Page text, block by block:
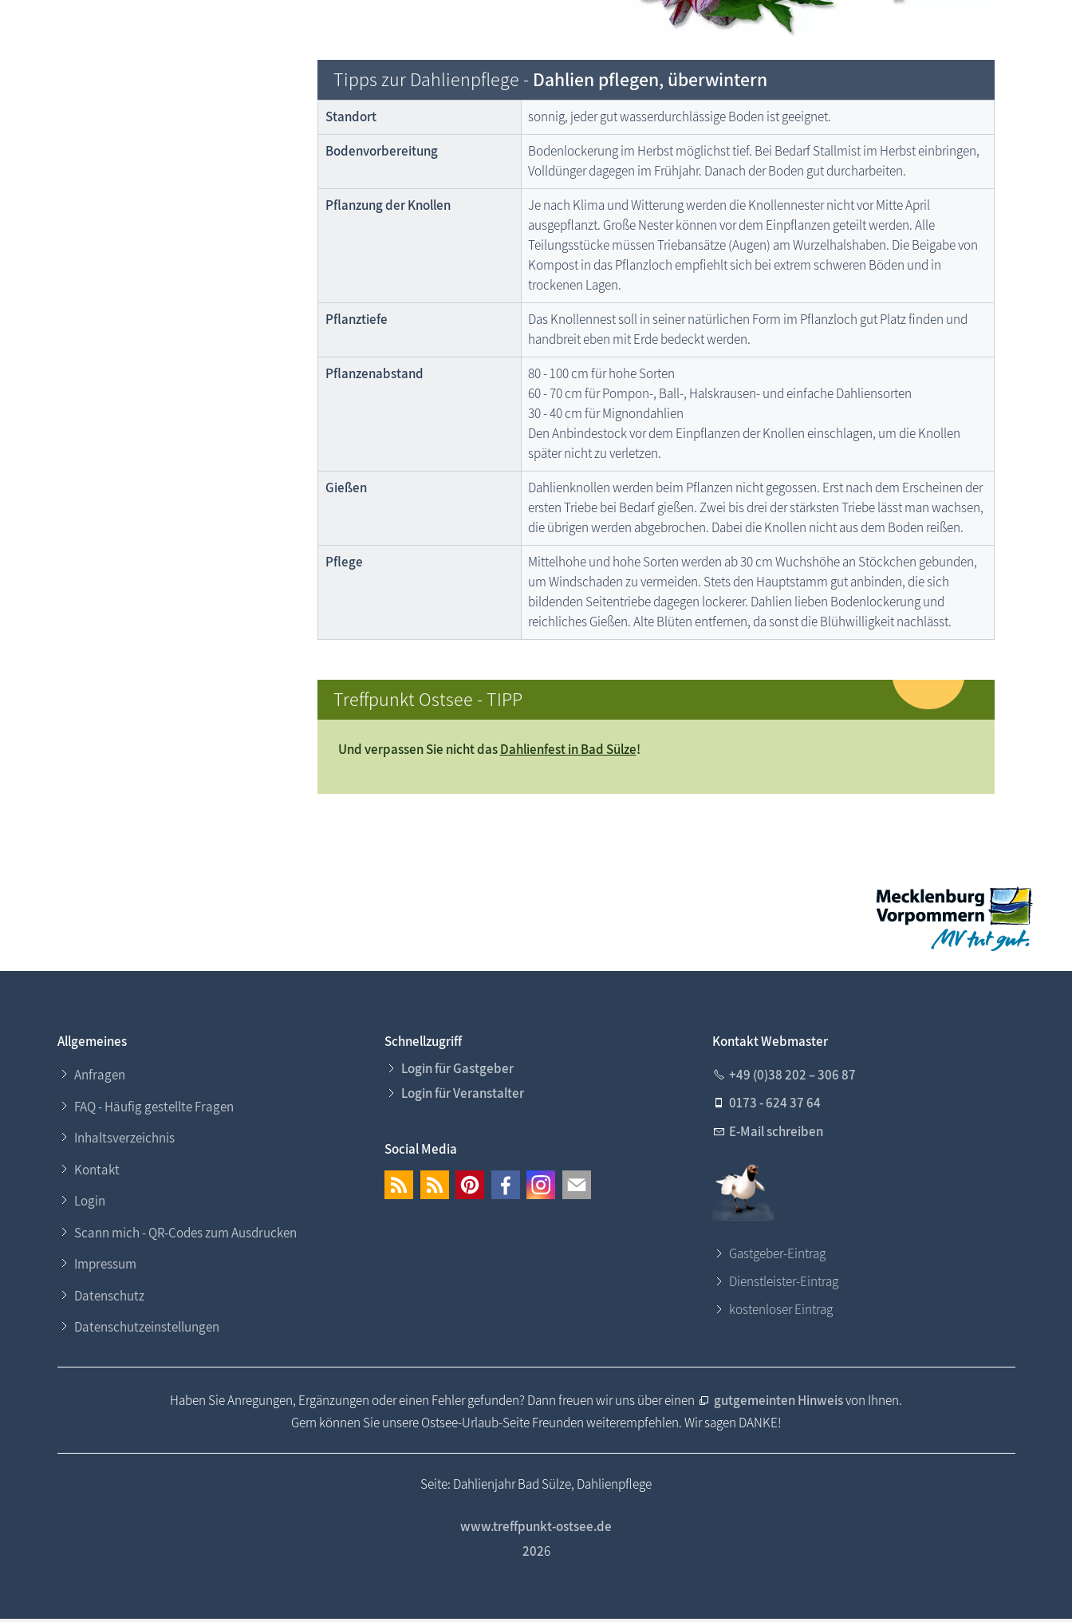
Tipps zur Dahlienpflege - Dahlien pflegen, überwintern
Standort
sonnig, jeder gut wasserdurchlässige Boden ist geeignet.
Bodenvorbereitung
Bodenlockerung im Herbst möglichst tief. Bei Bedarf Stallmist im Herbst einbringen,
Volldünger dagegen im Frühjahr. Danach der Boden gut durcharbeiten.
Pflanzung der Knollen
Je nach Klima und Witterung werden die Knollennester nicht vor Mitte April
ausgepflanzt. Große Nester können vor dem Einpflanzen geteilt werden. Alle
Teilungsstücke müssen Triebansätze (Augen) am Wurzelhalshaben. Die Beigabe von
Kompost in das Pflanzloch empfiehlt sich bei extrem schweren Böden und in
trockenen Lagen.
Pflanztiefe
Das Knollennest soll in seiner natürlichen Form im Pflanzloch gut Platz finden und
handbreit eben mit Erde bedeckt werden.
Pflanzenabstand
80 - 100 cm für hohe Sorten
60 - 70 cm für Pompon-, Ball-, Halskrausen- und einfache Dahliensorten
30 - 40 cm für Mignondahlien
Den Anbindestock vor dem Einpflanzen der Knollen einschlagen, um die Knollen
später nicht zu verletzen.
Gießen
Dahlienknollen werden beim Pflanzen nicht gegossen. Erst nach dem Erscheinen der
ersten Triebe bei Bedarf gießen. Zwei bis drei der stärksten Triebe lässt man wachsen,
die übrigen werden abgebrochen. Dabei die Knollen nicht aus dem Boden reißen.
Pflege
Mittelhohe und hohe Sorten werden ab 30 cm Wuchshöhe an Stöckchen gebunden,
um Windschaden zu vermeiden. Stets den Hauptstamm gut anbinden, die sich
bildenden Seitentriebe dagegen lockerer. Dahlien lieben Bodenlockerung und
reichliches Gießen. Alte Blüten entfernen, da sonst die Blühwilligkeit nachlässt.
Treffpunkt Ostsee - TIPP
Und verpassen Sie nicht dasDahlienfest in Bad Sülze!
Allgemeines
Anfragen
FAQ - Häufig gestellte Fragen
Inhaltsverzeichnis
Kontakt
Login
Scann mich - QR-Codes zum Ausdrucken
Impressum
Datenschutz
Datenschutzeinstellungen
Schnellzugriff
Login für Gastgeber
Login für Veranstalter
Social Media
Kontakt Webmaster
+49 (0)38 202 – 306 87
0173 - 624 37 64
E-Mail schreiben
Gastgeber-Eintrag
Dienstleister-Eintrag
kostenloser Eintrag
Haben Sie Anregungen, Ergänzungen oder einen Fehler gefunden? Dann freuen wir uns über einen gutgemeinten Hinweisvon Ihnen.
Gern können Sie unsere Ostsee-Urlaub-Seite Freunden weiterempfehlen. Wir sagen DANKE!
Seite: Dahlienjahr Bad Sülze, Dahlienpflege
www.treffpunkt-ostsee.de
2026